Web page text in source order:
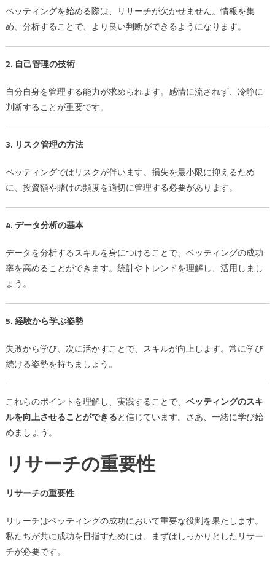
方
法
は
ベッティングを始める際は、リサーチが欠かせません。情報を集
め、分析することで、より良い判断ができるようになります。
2. 自己管理の技術
自分自身を管理する能力が求められます。感情に流されず、冷静に
判断することが重要です。
3. リスク管理の方法
ベッティングではリスクが伴います。損失を最小限に抑えるため
に、投資額や賭けの頻度を適切に管理する必要があります。
4. データ分析の基本
データを分析するスキルを身につけることで、ベッティングの成功
率を高めることができます。統計やトレンドを理解し、活用しまし
ょう。
5. 経験から学ぶ姿勢
失敗から学び、次に活かすことで、スキルが向上します。常に学び
続ける姿勢を持ちましょう。
これらのポイントを理解し、実践することで、 ベッティングのスキ
ルを向上させることができると信じています。さあ、一緒に学び始
めましょう。
リサーチの重要性
リサーチの重要性
リサーチはベッティングの成功において重要な役割を果たします。
私たちが共に成功を目指すためには、まずはしっかりとしたリサー
チが必要です。